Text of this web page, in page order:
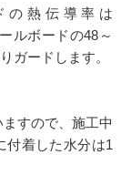
の熱伝導率は
ルボードの48～
ガードします。
すので、施工中
付着した水分は1